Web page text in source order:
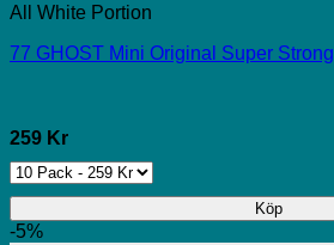
All White Portion
77 GHOST Mini Original Super Strong
259 Kr
Köp
-5%